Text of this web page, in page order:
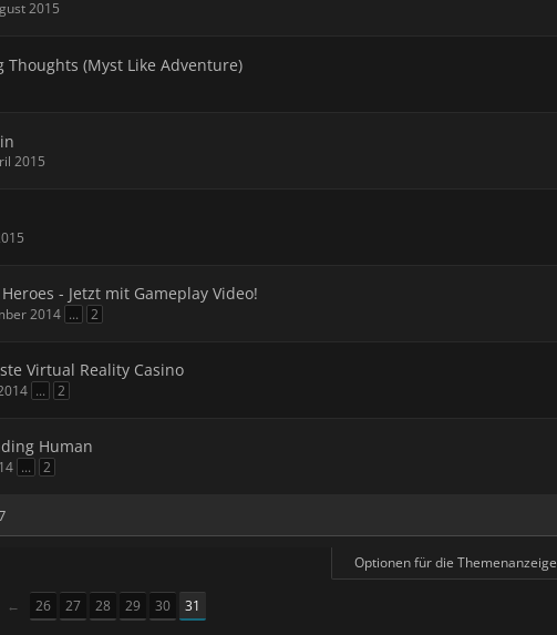
2015
Thoughts (Myst Like Adventure)
2015
- Jetzt mit Gameplay Video!
2014 ... 2
Virtual Reality Casino
... 2
Human
... 2
Optionen für die Themenanzeige
← 26 27 28 29 30 31